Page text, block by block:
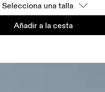
Selecciona una talla
Añadir a la cesta